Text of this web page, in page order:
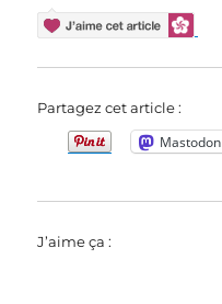
Partagez cet article :
Mastodon
J’aime ça :